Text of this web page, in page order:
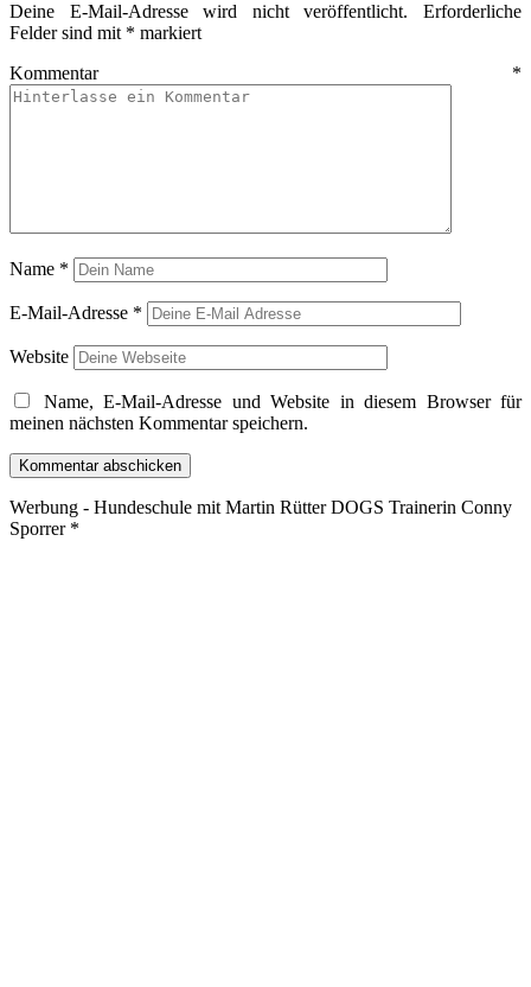
Deine E-Mail-Adresse wird nicht veröffentlicht.
Erforderliche
Felder sind mit * markiert
Kommentar *
Name *
E-Mail-Adresse *
Website
Name, E-Mail-Adresse und Website in diesem Browser für
meinen nächsten Kommentar speichern.
Werbung - Hundeschule mit Martin Rütter DOGS Trainerin Conny
Sporrer *